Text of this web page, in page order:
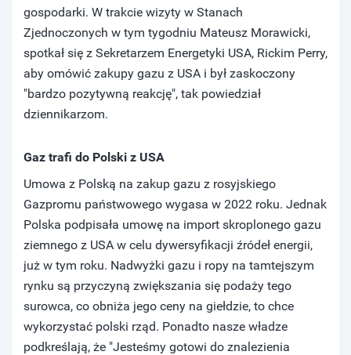
gospodarki. W trakcie wizyty w Stanach
Zjednoczonych w tym tygodniu Mateusz Morawicki,
spotkał się z Sekretarzem Energetyki USA, Rickim Perry,
aby omówić zakupy gazu z USA i był zaskoczony
"bardzo pozytywną reakcję", tak powiedział
dziennikarzom.
Gaz trafi do Polski z USA
Umowa z Polską na zakup gazu z rosyjskiego
Gazpromu państwowego wygasa w 2022 roku. Jednak
Polska podpisała umowę na import skroplonego gazu
ziemnego z USA w celu dywersyfikacji źródeł energii,
już w tym roku. Nadwyżki gazu i ropy na tamtejszym
rynku są przyczyną zwiększania się podaży tego
surowca, co obniża jego ceny na giełdzie, to chce
wykorzystać polski rząd. Ponadto nasze władze
podkreślają, że "Jesteśmy gotowi do znalezienia